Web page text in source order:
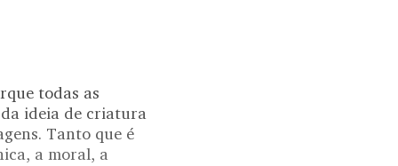
todas as
ideia de criatura
Tanto que é
a moral, a